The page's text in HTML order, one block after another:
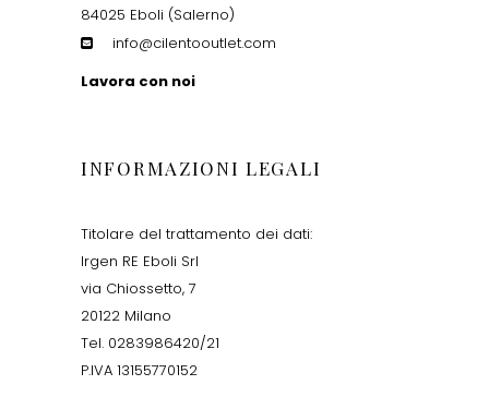
84025 Eboli (Salerno)
info@cilentooutlet.com
Lavora con noi
INFORMAZIONI LEGALI
Titolare del trattamento dei dati:
Irgen RE Eboli Srl
via Chiossetto, 7
20122 Milano
Tel. 0283986420/21
P.IVA 13155770152